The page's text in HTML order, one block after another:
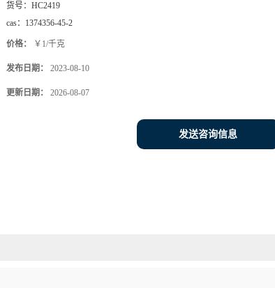
货号： HC2419
cas： 1374356-45-2
价格： ￥1/千克
发布日期： 2023-08-10
更新日期： 2026-08-07
发送咨询信息